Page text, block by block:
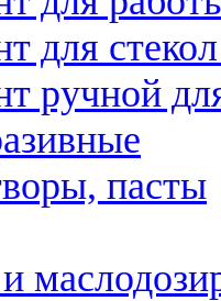
для
ручной
пасты